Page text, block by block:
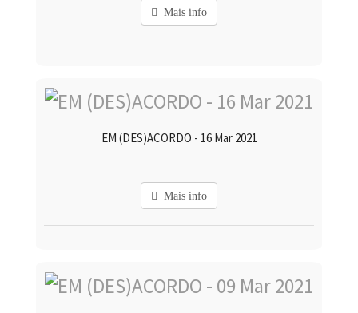
Mais info
EM (DES)ACORDO - 16 Mar 2021
Mais info